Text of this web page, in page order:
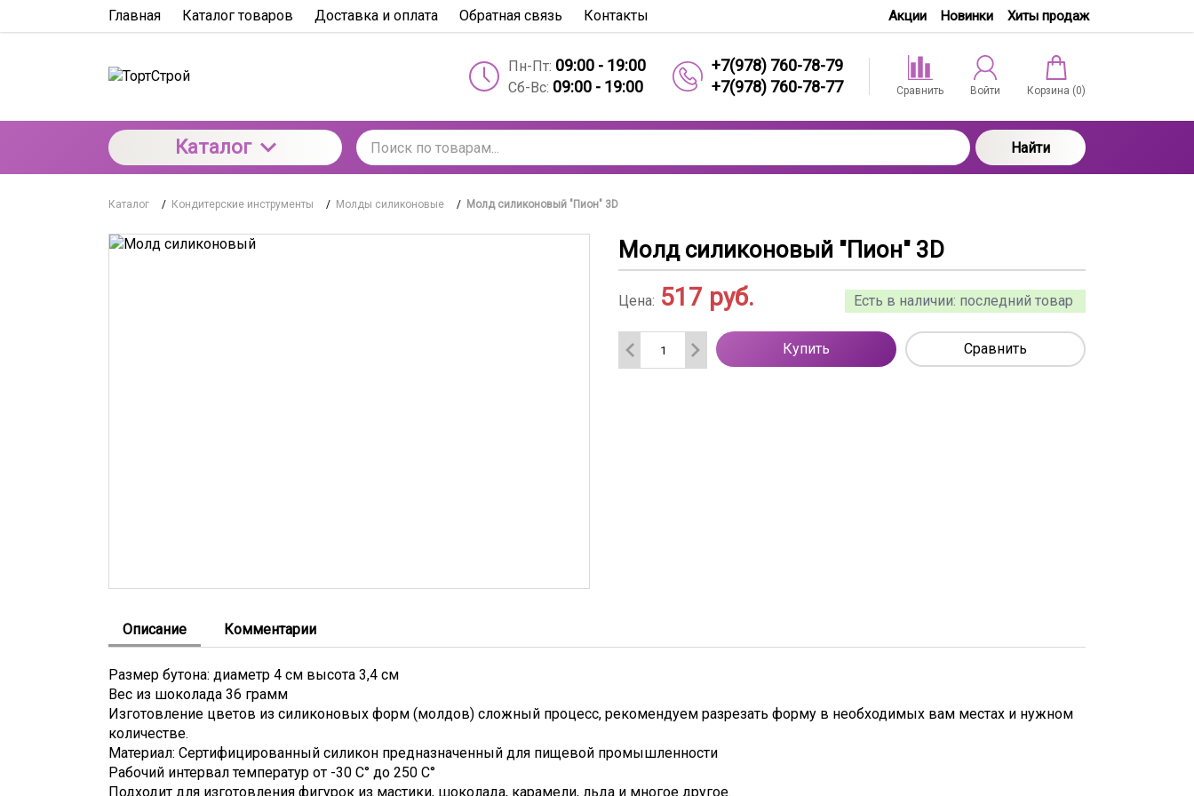
Главная Каталог товаров Доставка и оплата Обратная связь Контакты Акции Новинки Хиты продаж
Пн-Пт: 09:00 - 19:00
Сб-Вс: 09:00 - 19:00
+7(978) 760-78-79
+7(978) 760-78-77
Сравнить Войти Корзина (0)
Каталог Найти
Каталог / Кондитерские инструменты / Молды силиконовые / Молд силиконовый "Пион" 3D
Молд силиконовый "Пион" 3D
Есть в наличии: последний товар
Цена: 517 руб.
Купить Сравнить
Описание Комментарии
Размер бутона: диаметр 4 см высота 3,4 см
Вес из шоколада 36 грамм
Изготовление цветов из силиконовых форм (молдов) сложный процесс, рекомендуем разрезать форму в необходимых вам местах и нужном
количестве.
Материал: Сертифицированный силикон предназначенный для пищевой промышленности
Рабочий интервал температур от -30 С° до 250 С°
Подходит для изготовления фигурок из мастики, шоколада, карамели, льда и многое другое.